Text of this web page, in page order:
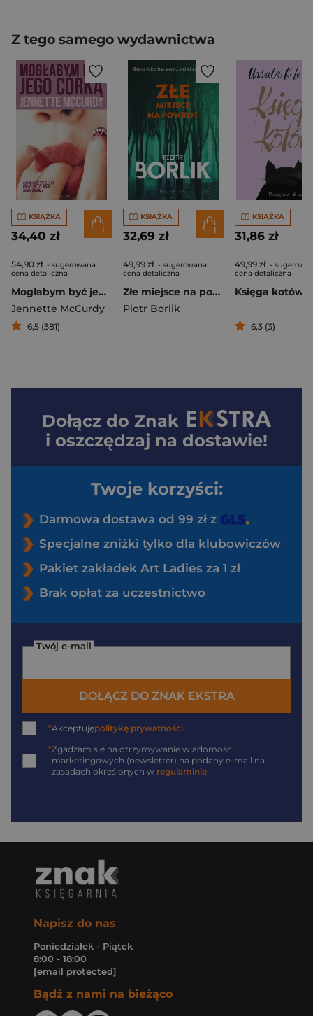
Z tego samego wydawnictwa
KSIĄŻKA
34,40 zł
54,90 zł - sugerowana
cena detaliczna
Mogłabym być jego córką
Jennette McCurdy
6,5 (381)
KSIĄŻKA
32,69 zł
49,99 zł - sugerowana
cena detaliczna
Złe miejsce na powrót
Piotr Borlik
KSIĄŻKA
31,86 zł
49,99 zł -
cena detaliczna
Księga kotów
6,3 (3)
Dołącz do Znak
i oszczędzaj na dostawie!
Twoje korzyści:
Darmowa dostawa od 99 zł z
Specjalne zniżki tylko dla klubowiczów
Pakiet zakładek Art Ladies za 1 zł
Brak opłat za uczestnictwo
Twój e-mail
DOŁĄCZ DO ZNAK EKSTRA
*Akceptujępolitykę prywatności
*Zgadzam się na otrzymywanie wiadomości
marketingowych (newsletter) na podany e-mail na
zasadach określonych w regulaminie
Napisz do nas
Poniedziałek - Piątek
8:00 - 18:00
[email protected]
Bądź z nami na bieżąco